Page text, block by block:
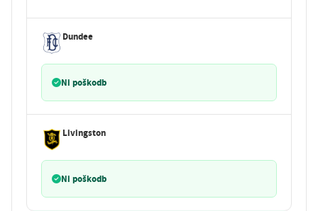
Dundee
Ni poškodb
Livingston
Ni poškodb